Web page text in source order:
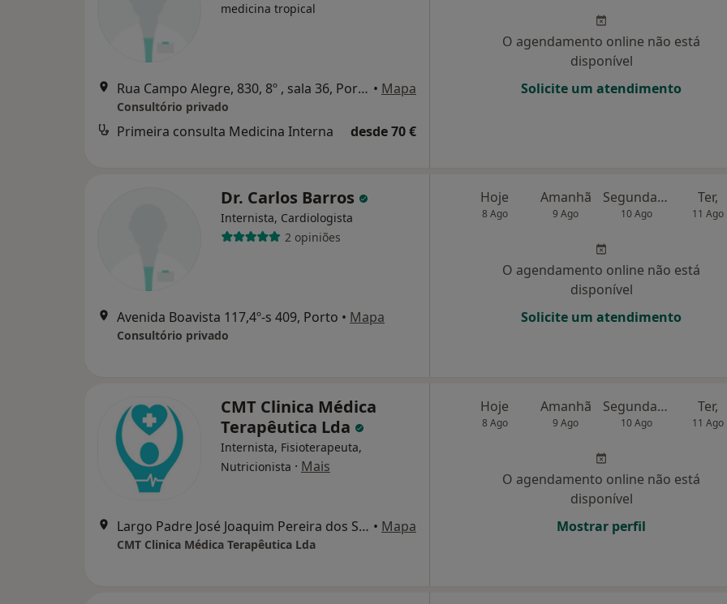
medicina tropical
Rua Campo Alegre, 830, 8º , sala 36, Porto • Mapa
Consultório privado
Primeira consulta Medicina Interna desde 70 €
O agendamento online não está
disponível
Solicite um atendimento
Dr. Carlos Barros
Internista, Cardiologista
2 opiniões
Avenida Boavista 117,4º-s 409, Porto • Mapa
Consultório privado
Hoje
8 Ago
Amanhã
9 Ago
Segunda-feira
10 Ago
Ter,
11 Ago
O agendamento online não está
disponível
Solicite um atendimento
CMT Clinica Médica
Terapêutica Lda
Internista, Fisioterapeuta,
Nutricionista · Mais
Largo Padre José Joaquim Pereira dos Santos Manássa 39, Guifões • Mapa
CMT Clinica Médica Terapêutica Lda
Hoje
8 Ago
Amanhã
9 Ago
Segunda-feira
10 Ago
Ter,
11 Ago
O agendamento online não está
disponível
Mostrar perfil